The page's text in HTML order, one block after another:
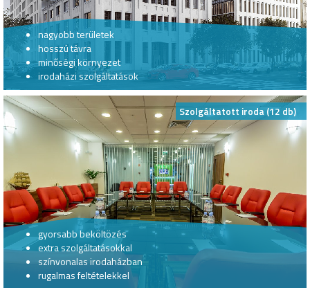
nagyobb területek
hosszú távra
minőségi környezet
irodaházi szolgáltatások
Szolgáltatott iroda (12 db)
gyorsabb beköltözés
extra szolgáltatásokkal
színvonalas irodaházban
rugalmas feltételekkel